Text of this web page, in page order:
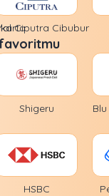
Ciputra Cibubur
Shigeru
HSBC